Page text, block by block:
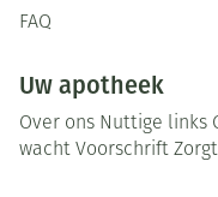
FAQ
Uw apotheek
Over ons Nuttige links
wacht Voorschrift